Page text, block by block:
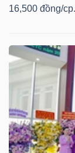
16,500 đồng/cp.
tư